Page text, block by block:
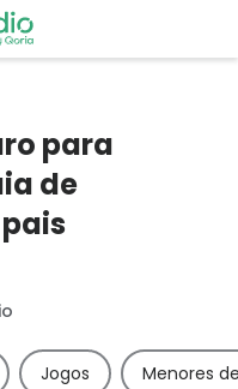
para
de
Jogos Menores